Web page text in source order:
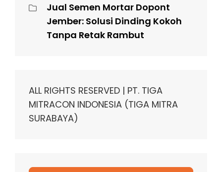
Jual Semen Mortar Dopont
Jember: Solusi Dinding Kokoh
Tanpa Retak Rambut
ALL RIGHTS RESERVED | PT. TIGA
MITRACON INDONESIA (TIGA MITRA
SURABAYA)